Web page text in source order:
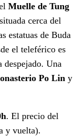
Muelle de Tung
cerca del
estatuas de Buda
el teleférico es
despejado. Una
Po Lin y
. El precio del
y vuelta).